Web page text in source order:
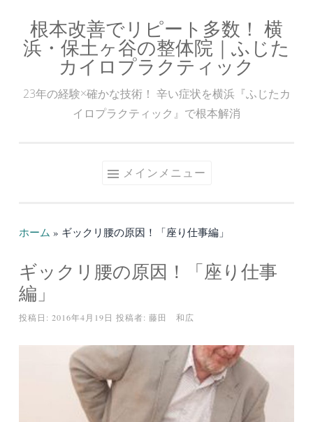
ン
根本改善でリピート多数！ 横
浜・保土ヶ谷の整体院｜ふじた
カイロプラクティック
23年の経験×確かな技術！ 辛い症状を横浜『ふじたカ
イロプラクティック』で根本解消
メインメニュー
ホーム » ギックリ腰の原因！「座り仕事編」
ギックリ腰の原因！「座り仕事
編」
投稿日: 2016年4月19日 投稿者: 藤田 和広